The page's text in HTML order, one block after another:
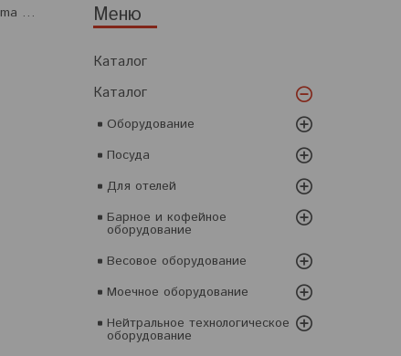
Каталог
Каталог
Оборудование
Посуда
Для отелей
Барное и кофейное
оборудование
Весовое оборудование
Моечное оборудование
Нейтральное технологическое
оборудование
Диспенсер гор.напитков vema ci 2080/5